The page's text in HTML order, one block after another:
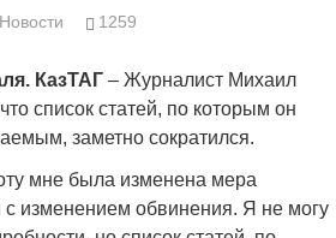
Новости 1259
КазТАГ– Журналист Михаил
список статей, по которым он
заметно сократился.
мне была изменена мера
с изменением обвинения. Я не могу